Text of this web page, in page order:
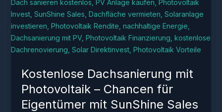
Kostenlose Dachsanierung mit
Photovoltaik – Chancen für
Eigentümer mit SunShine Sales